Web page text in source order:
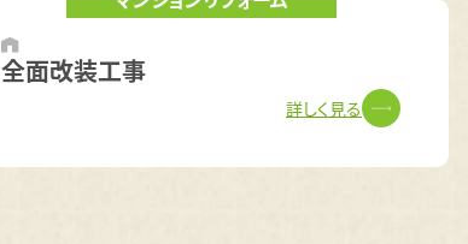
全面改装工事
詳しく見る